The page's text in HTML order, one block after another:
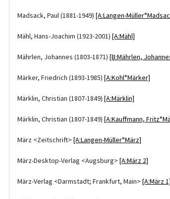
Madsack, Paul (1881-1949) [A:Langen-
Mähl, Hans-Joachim (1923-2001) [A:Mähl]
Mährlen, Johannes (1803-1871) [B:Mährlen,
Märker, Friedrich (1893-1985) [A:Kohl°Märker]
Märklin, Christian (1807-1849) [A:Märklin]
Märklin, Christian (1807-1849) [A:Kauffmann,
März <Zeitschrift> [A:Langen-Müller°März]
März-Desktop-Verlag <Augsburg> [A:März 2]
März-Verlag <Darmstadt; Frankfurt, Main> [A:März 1]